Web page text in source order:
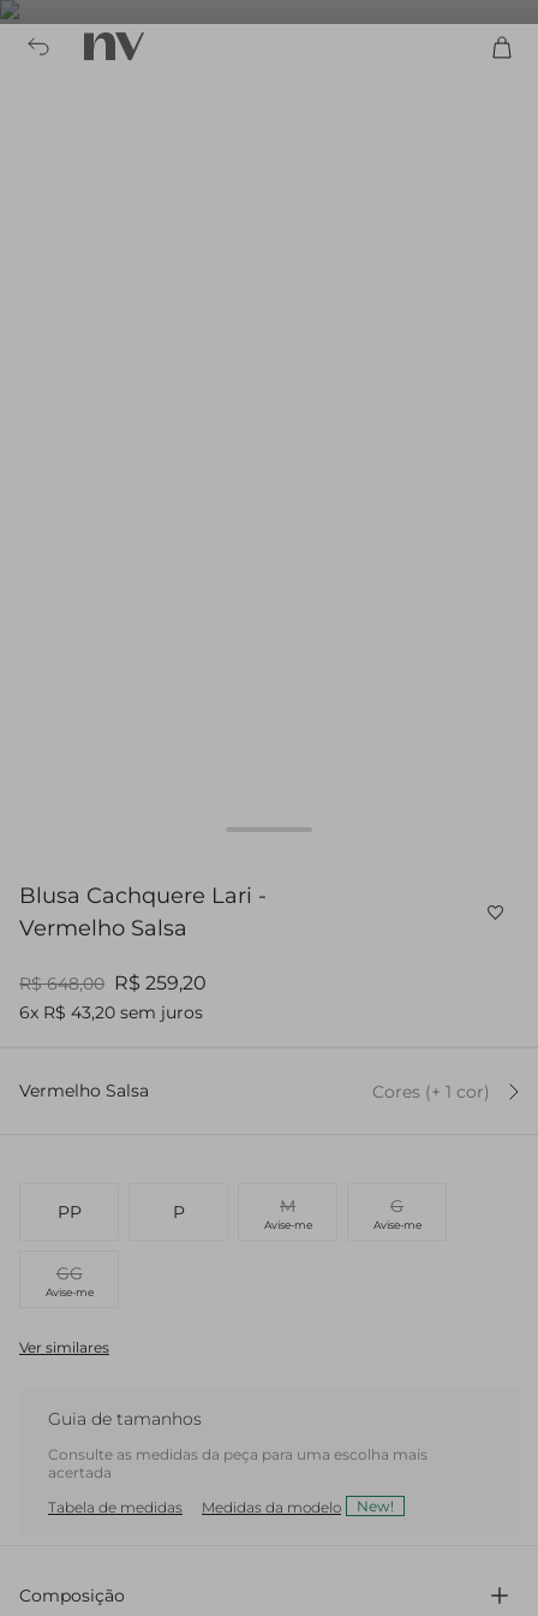
Blusa Cachquere Lari -
Vermelho Salsa
R$ 648,00 R$ 259,20
6x R$ 43,20 sem juros
Vermelho Salsa Cores (+ 1 cor)
PP P M
Avise-me
G
Avise-me
GG
Avise-me
Ver similares
Guia de tamanhos
Consulte as medidas da peça para uma escolha mais
acertada
Tabela de medidas
Medidas da modelo New!
Composição